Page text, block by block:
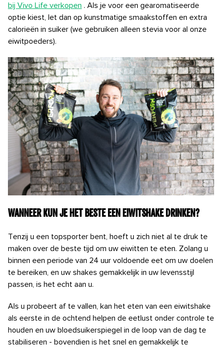
bij Vivo Life verkopen . Als je voor een gearomatiseerde
optie kiest, let dan op kunstmatige smaakstoffen en extra
calorieën in suiker (we gebruiken alleen stevia voor al onze
eiwitpoeders).
Wanneer kun je het beste een eiwitshake drinken?
Tenzij u een topsporter bent, hoeft u zich niet al te druk te
maken over de beste tijd om uw eiwitten te eten. Zolang u
binnen een periode van 24 uur voldoende eet om uw doelen
te bereiken, en uw shakes gemakkelijk in uw levensstijl
passen, is het echt aan u.
Als u probeert af te vallen, kan het eten van een eiwitshake
als eerste in de ochtend helpen de eetlust onder controle te
houden en uw bloedsuikerspiegel in de loop van de dag te
stabiliseren - bovendien is het snel en gemakkelijk te